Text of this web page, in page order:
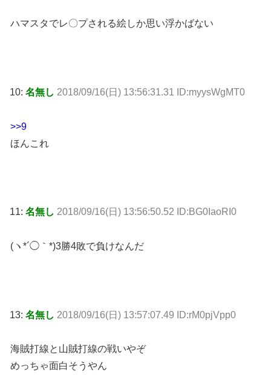
ハマスタでレ〇プされる絵しか思い浮かばない
10: 名無し 2018/09/16(日) 13:56:31.31 ID:myysWgMT0
>>9
ほんこれ
11: 名無し 2018/09/16(日) 13:56:50.52 ID:BG0IaoRI0
(ヽ*´◯｀*)3勝4敗で負けなんだ
13: 名無し 2018/09/16(日) 13:57:07.49 ID:rM0pjVpp0
海賊打線と山賊打線の戦いやぞ
めっちゃ面白そうやん